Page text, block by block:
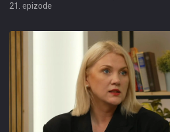
21. epizode